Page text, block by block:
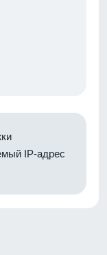
IP-адрес